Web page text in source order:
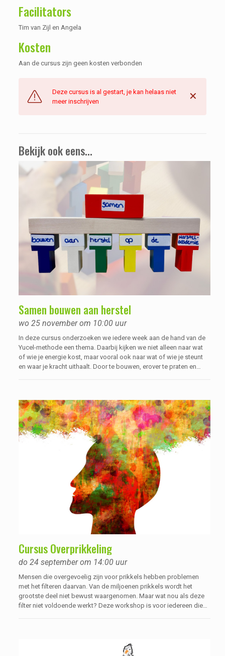
Facilitators
Tim van Zijl en Angela
Kosten
Aan de cursus zijn geen kosten verbonden
Deze cursus is al gestart, je kan helaas niet
meer inschrijven
✕
Bekijk ook eens...
Samen bouwen aan herstel
wo 25 november om 10:00 uur
In deze cursus onderzoeken we iedere week aan de hand van de
Yucel-methode een thema. Daarbij kijken we niet alleen naar wat
of wie je energie kost, maar vooral ook naar wat of wie je steunt
en waar je kracht uithaalt. Door te bouwen, erover te praten en
regie zoekt naar wat voor jou werkt.
Cursus Overprikkeling
do 24 september om 14:00 uur
Mensen die overgevoelig zijn voor prikkels hebben problemen
met het filteren daarvan. Van de miljoenen prikkels wordt het
grootste deel niet bewust waargenomen. Maar wat nou als deze
filter niet voldoende werkt? Deze workshop is voor iedereen die
geen zwakte als je hier last van ervaart door ongemakken. In deze
workshop word duidelijk wat voor invloed het kan hebben als je